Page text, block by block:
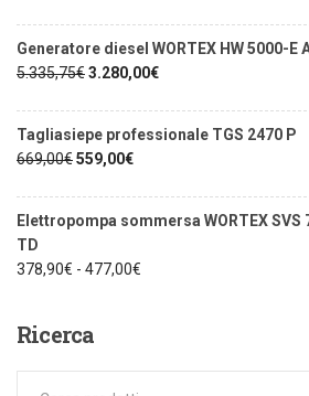
Generatore diesel WORTEX HW 5000-E
5.335,75€3.280,00€
Tagliasiepe professionale TGS 2470 P
669,00€559,00€
Elettropompa sommersa WORTEX SVS
TD
378,90€ - 477,00€
Ricerca